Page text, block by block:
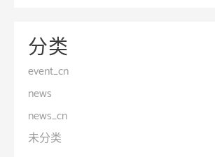
分类
event_cn
news
news_cn
未分类